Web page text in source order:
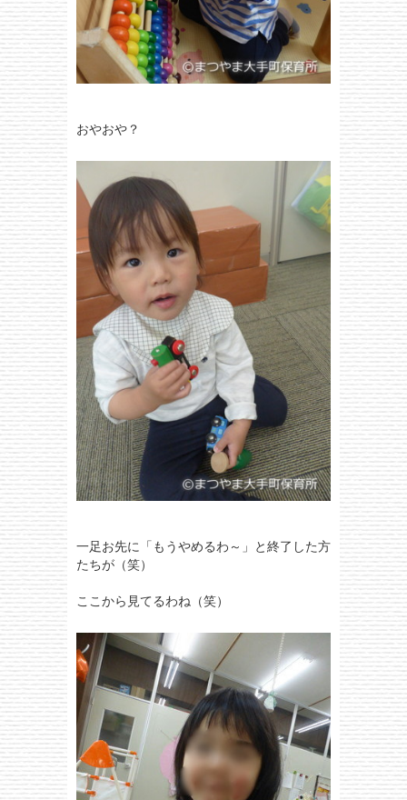
おやおや？
一足お先に「もうやめるわ～」と終了した方
たちが（笑）
ここから見てるわね（笑）